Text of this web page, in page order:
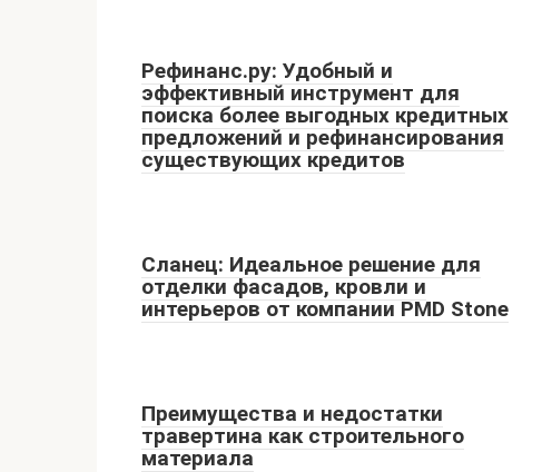
Рефинанс.ру: Удобный и
эффективный инструмент для
поиска более выгодных кредитных
предложений и рефинансирования
существующих кредитов
Сланец: Идеальное решение для
отделки фасадов, кровли и
интерьеров от компании PMD Stone
Преимущества и недостатки
травертина как строительного
материала